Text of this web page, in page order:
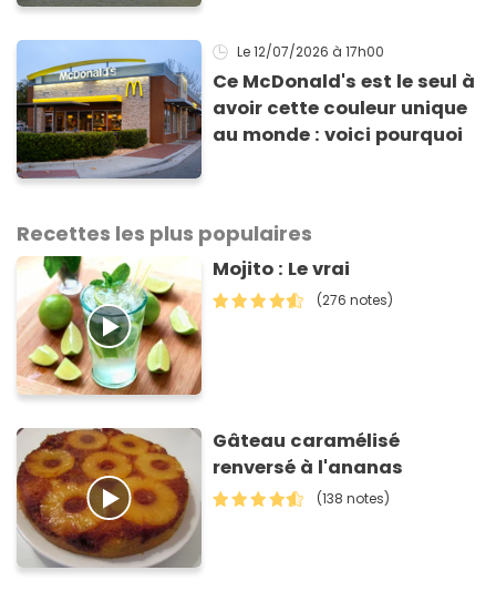
de-Seine
Le 12/07/2026 à 17h00
Ce McDonald's est le seul à
avoir cette couleur unique
au monde : voici pourquoi
Recettes les plus populaires
Mojito : Le vrai
(276 notes)
Gâteau caramélisé
renversé à l'ananas
(138 notes)